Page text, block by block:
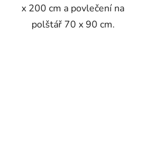
x 200 cm a povlečení na
polštář 70 x 90 cm.